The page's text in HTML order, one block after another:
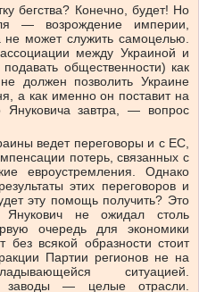
бегства? Конечно, будет! Но
— возрождение империи,
не может служить самоцелью.
между Украиной и
общественности) как
должен позволить Украине
а как именно он поставит на
Януковича завтра, — вопрос
ведет переговоры и с ЕС,
потерь, связанных с
евроустремления. Однако
этих переговоров и
эту помощь получить? Это
не ожидал столь
очередь для экономики
без всякой образности стоит
Партии регионов не на
ситуацией.
заводы — целые отрасли.